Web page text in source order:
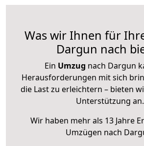
Was wir Ihnen für
Dargun nach
Ein Umzug nach Dargun
Herausforderungen mit sich
die Last zu erleichtern – bieten
Unterstützung an.
Wir haben mehr als 13 Jahre
Umzügen nach